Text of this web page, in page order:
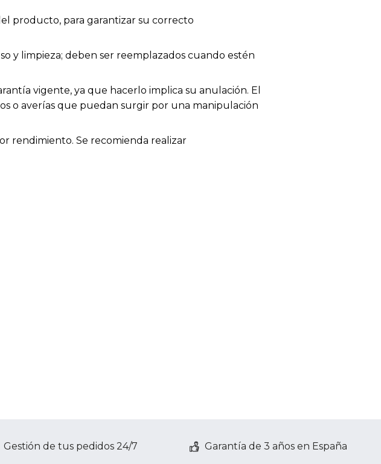
producto, para garantizar su correcto
y limpieza; deben ser reemplazados cuando estén
vigente, ya que hacerlo implica su anulación. El
o averías que puedan surgir por una manipulación
rendimiento. Se recomienda realizar
Gestión de tus pedidos 24/7 Garantía de 3 años en España